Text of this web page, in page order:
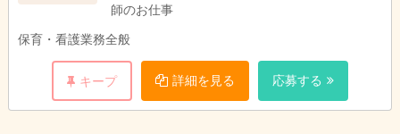
師のお仕事
保育・看護業務全般
キープ 詳細を見る 応募する